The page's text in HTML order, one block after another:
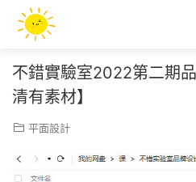
不錯實驗室2022第二期
清有素材】
平面設計